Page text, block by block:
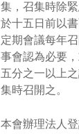
集，召集時除
於十五日前以
定期會議每年
事會認為必要
五分之一以上
集時召開之。
本會辦理法人